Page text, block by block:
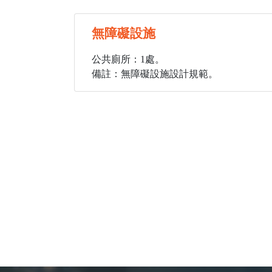
無障礙設施
公共廁所：1處。
備註：無障礙設施設計規範。